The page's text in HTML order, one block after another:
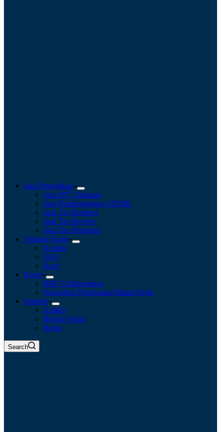
Jasa Perpajakan
Jasa SPT Tahunan
Jasa Pendampingan SP2DK
Jasa Tax Retainer
Jasa Tax Review
Jasa Tax Planning
Tentang Kami
Kontak
FAQ
Karir
Event
BBF Collaboration
Workshop Pengusaha Paham Pajak
Sumber
Artikel
Belajar Pajak
Berita
Search